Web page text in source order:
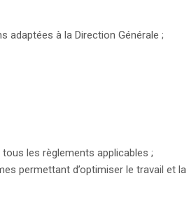
adaptées à la Direction Générale ;
les règlements applicables ;
permettant d’optimiser le travail et la